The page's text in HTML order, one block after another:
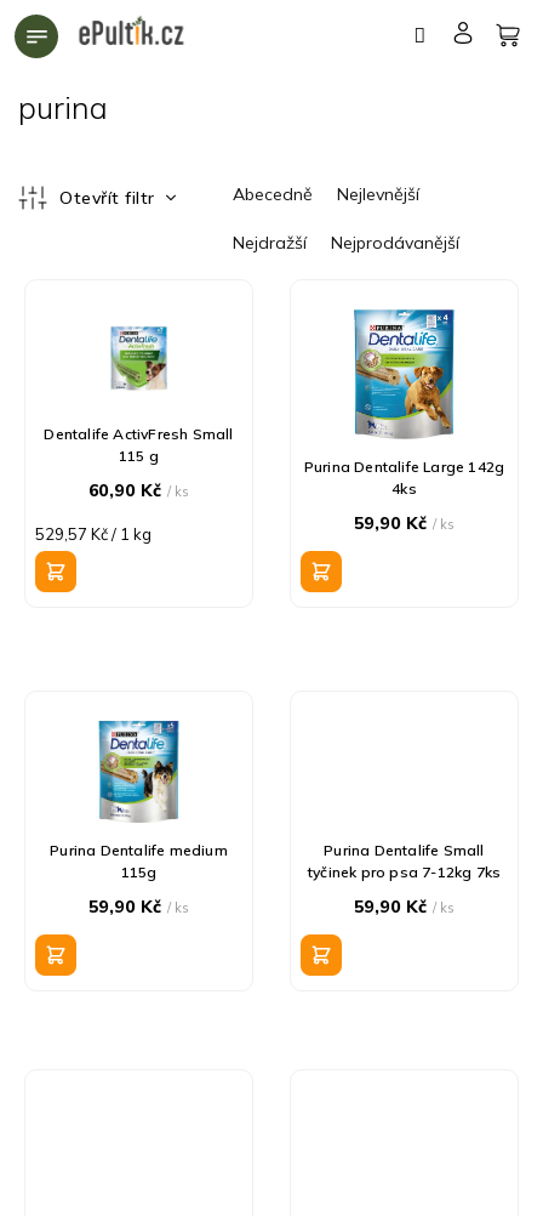
Přejít
na
purina
Otevřít filtr
a
z
d
u
Abecedně Nejlevnější
Nejdražší Nejprodávanější
Dentalife ActivFresh Small
115 g
60,90 Kč/ ks
Měrná
cena:
529,57 Kč / 1 kg
Purina Dentalife Large 142g
4ks
59,90 Kč/ ks
Purina Dentalife medium
115g
59,90 Kč/ ks
Purina Dentalife Small
tyčinek pro psa 7-12kg 7ks
59,90 Kč/ ks